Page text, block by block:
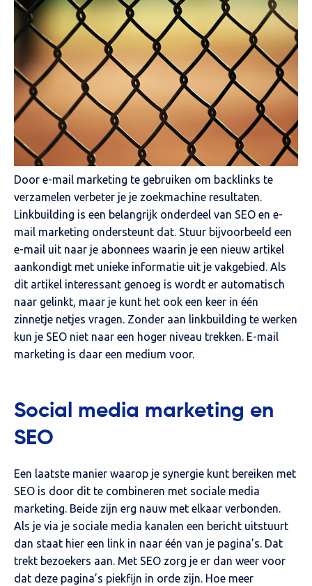
Door e-mail marketing te gebruiken om backlinks te
verzamelen verbeter je je zoekmachine resultaten.
Linkbuilding is een belangrijk onderdeel van SEO en e-
mail marketing ondersteunt dat. Stuur bijvoorbeeld een
e-mail uit naar je abonnees waarin je een nieuw artikel
aankondigt met unieke informatie uit je vakgebied. Als
dit artikel interessant genoeg is wordt er automatisch
naar gelinkt, maar je kunt het ook een keer in één
zinnetje netjes vragen. Zonder aan linkbuilding te werken
kun je SEO niet naar een hoger niveau trekken. E-mail
marketing is daar een medium voor.
Social media marketing en
SEO
Een laatste manier waarop je synergie kunt bereiken met
SEO is door dit te combineren met sociale media
marketing. Beide zijn erg nauw met elkaar verbonden.
Als je via je sociale media kanalen een bericht uitstuurt
dan staat hier een link in naar één van je pagina’s. Dat
trekt bezoekers aan. Met SEO zorg je er dan weer voor
dat deze pagina’s piekfijn in orde zijn. Hoe meer